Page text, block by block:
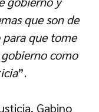
que son de
que tome
como
”.
Gabino